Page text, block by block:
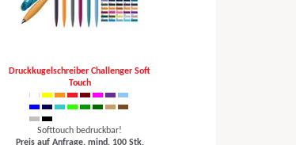
Druckkugelschreiber Challenger Soft
Touch
Softtouch bedruckbar!
Preis auf Anfrage, mind. 100 Stk.